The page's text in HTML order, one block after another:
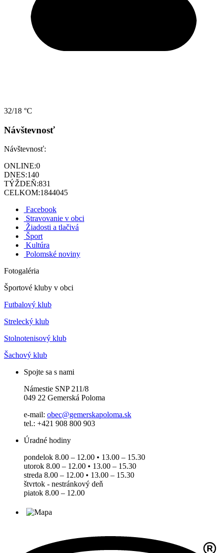
32/18 °C
Návštevnosť
Návštevnosť:
ONLINE:0
DNES:140
TÝŽDEŇ:831
CELKOM:1844045
Facebook
Stravovanie v obci
Žiadosti a tlačivá
Šport
Kultúra
Polomské noviny
Fotogaléria
Športové kluby v obci
Futbalový klub
Strelecký klub
Stolnotenisový klub
Šachový klub
Spojte sa s nami
Námestie SNP 211/8
049 22 Gemerská Poloma
e-mail: obec@gemerskapoloma.sk
tel.: +421 908 800 903
Úradné hodiny
pondelok 8.00 – 12.00 • 13.00 – 15.30
utorok 8.00 – 12.00 • 13.00 – 15.30
streda 8.00 – 12.00 • 13.00 – 15.30
štvrtok - nestránkový deň
piatok 8.00 – 12.00